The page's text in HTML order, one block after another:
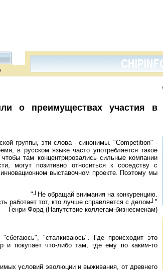
о преимуществах участия в
группы, эти слова - синонимы. "Сompetition" -
в русском языке часто употребляется такое
там концентрировались сильные компании
могут позитивно относиться к соседству с
выставочном проекте. Поэтому мы
"┘Не обращай внимания на конкуренцию.
работает тот, кто лучше справляется с делом┘"
Генри Форд (Напутствие коллегам-бизнесменам)
"сталкиваюсь". Где происходит это
и покупает что-либо там, где ему по каким-то
условий эволюции и выживания, от древнего